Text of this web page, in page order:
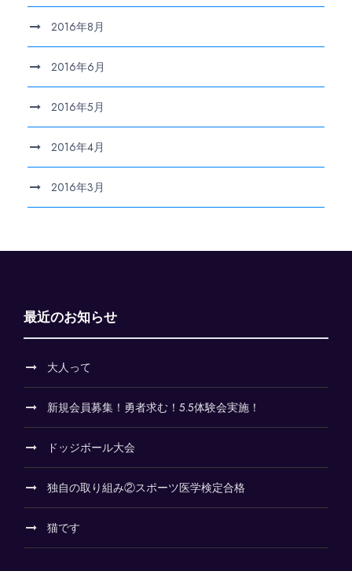
2016年8月
2016年6月
2016年5月
2016年4月
2016年3月
最近のお知らせ
大人って
新規会員募集！勇者求む！5.5体験会実施！
ドッジボール大会
独自の取り組み②スポーツ医学検定合格
猫です